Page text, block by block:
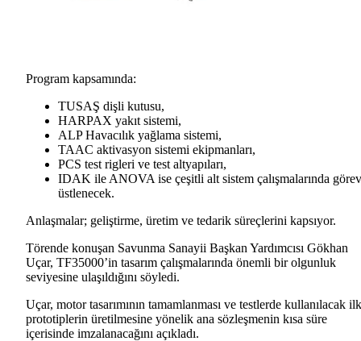
Program kapsamında:
TUSAŞ dişli kutusu,
HARPAX yakıt sistemi,
ALP Havacılık yağlama sistemi,
TAAC aktivasyon sistemi ekipmanları,
PCS test rigleri ve test altyapıları,
IDAK ile ANOVA ise çeşitli alt sistem çalışmalarında görev
üstlenecek.
Anlaşmalar; geliştirme, üretim ve tedarik süreçlerini kapsıyor.
Törende konuşan Savunma Sanayii Başkan Yardımcısı Gökhan
Uçar, TF35000’in tasarım çalışmalarında önemli bir olgunluk
seviyesine ulaşıldığını söyledi.
Uçar, motor tasarımının tamamlanması ve testlerde kullanılacak ilk
prototiplerin üretilmesine yönelik ana sözleşmenin kısa süre
içerisinde imzalanacağını açıkladı.